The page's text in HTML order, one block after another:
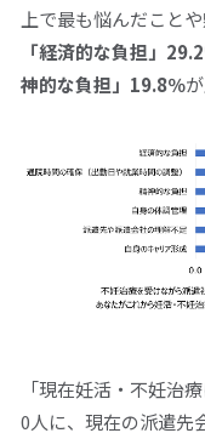
上で最も悩んだこと
「経済的な負担」
神的な負担」 19.8％
「現在妊活・不妊治
0人に、現在の派遣先